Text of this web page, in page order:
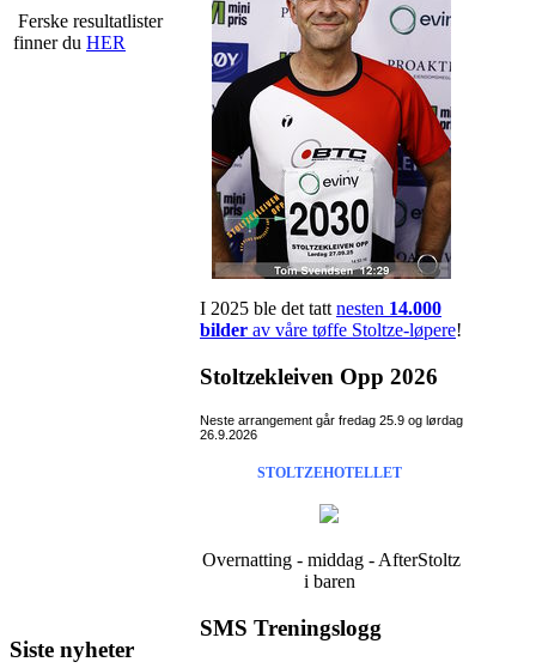
Ferske resultatlister
finner du HER
Siste nyheter
I 2025 ble det tattnesten 14.000
bilder av våre tøffe Stoltze-løpere!
Stoltzekleiven Opp 2026
Neste arrangement går fredag 25.9 og lørdag
26.9.2026
STOLTZEHOTELLET
Overnatting - middag - AfterStoltz
i baren
SMS Treningslogg